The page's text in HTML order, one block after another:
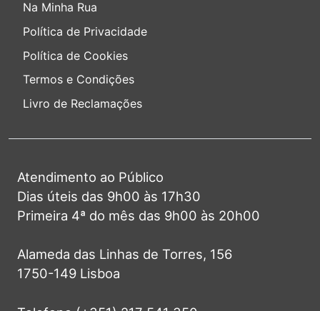
Na Minha Rua
Política de Privacidade
Política de Cookies
Termos e Condições
Livro de Reclamações
Atendimento ao Público
Dias úteis das 9h00 às 17h30
Primeira 4ª do mês das 9h00 às 20h00
Alameda das Linhas de Torres, 156
1750-149 Lisboa